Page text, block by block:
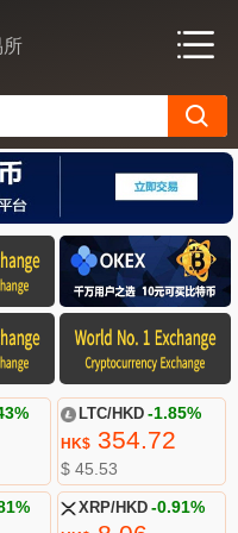
所
LTC/HKD -1.85%
HK$354.72
$ 45.53
XRP/HKD -0.91%